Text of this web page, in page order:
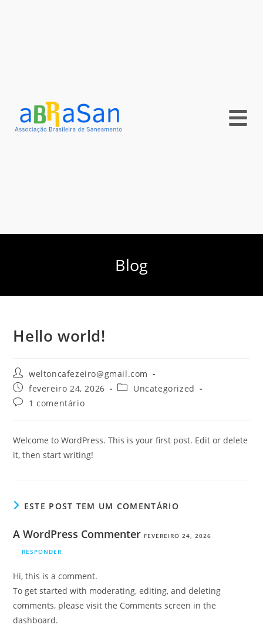
Blog
Hello world!
weltoncafezeiro@gmail.com
fevereiro 24, 2026
Uncategorized
1 comentário
Welcome to WordPress. This is your first post. Edit or delete
it, then start writing!
ESTE POST TEM UM COMENTÁRIO
A WordPress Commenter FEVEREIRO 24, 2026
RESPONDER
Hi, this is a comment.
To get started with moderating, editing, and deleting
comments, please visit the Comments screen in the
dashboard.